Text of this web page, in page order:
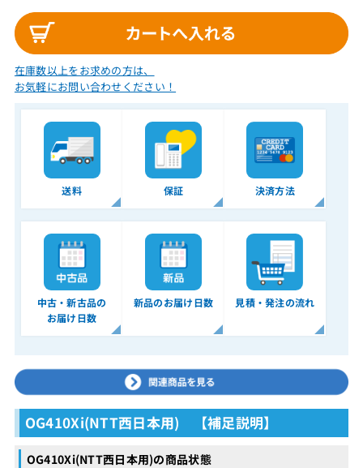
在庫数以上をお求めの方は、
お気軽にお問い合わせください！
送料 保証 決済方法
中古・新古品の
お届け日数
新品のお届け日数 見積・発注の流れ
OG410Xi(NTT西日本用) 【補足説明】
OG410Xi(NTT西日本用)の商品状態